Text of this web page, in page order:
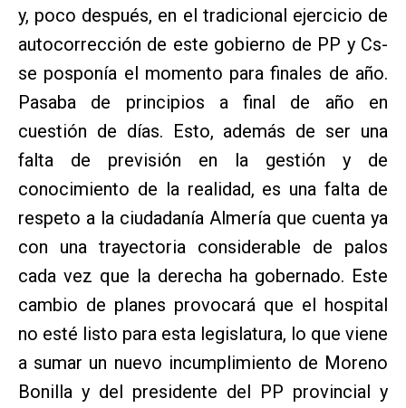
y, poco después, en el tradicional ejercicio de
autocorrección de este gobierno de PP y Cs-
se posponía el momento para finales de año.
Pasaba de principios a final de año en
cuestión de días. Esto, además de ser una
falta de previsión en la gestión y de
conocimiento de la realidad, es una falta de
respeto a la ciudadanía Almería que cuenta ya
con una trayectoria considerable de palos
cada vez que la derecha ha gobernado. Este
cambio de planes provocará que el hospital
no esté listo para esta legislatura, lo que viene
a sumar un nuevo incumplimiento de Moreno
Bonilla y del presidente del PP provincial y